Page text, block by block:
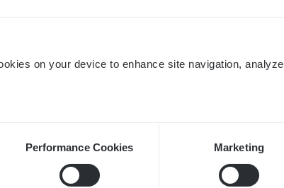
on your device to enhance site navigation, analyze
Performance Cookies Marketing